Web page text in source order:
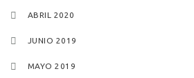
ABRIL 2020
JUNIO 2019
MAYO 2019